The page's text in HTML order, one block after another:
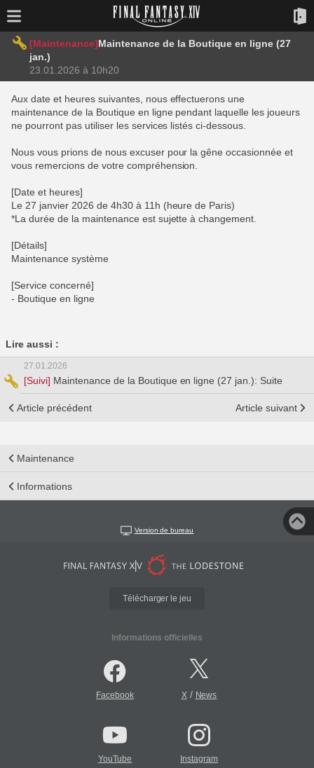
[Maintenance]Maintenance de la Boutique en ligne (27
jan.)
23.01.2026 à 10h20
Aux date et heures suivantes, nous effectuerons une
maintenance de la Boutique en ligne pendant laquelle les joueurs
ne pourront pas utiliser les services listés ci-dessous.
Nous vous prions de nous excuser pour la gêne occasionnée et
vous remercions de votre compréhension.
[Date et heures]
Le 27 janvier 2026 de 4h30 à 11h (heure de Paris)
*La durée de la maintenance est sujette à changement.
[Détails]
Maintenance système
[Service concerné]
- Boutique en ligne
Lire aussi :
27.01.2026
[Suivi] Maintenance de la Boutique en ligne (27 jan.): Suite
Article précédent Article suivant
Maintenance
Informations
Version de bureau
Télécharger le jeu
Informations officielles
Facebook X/ News
YouTube Instagram